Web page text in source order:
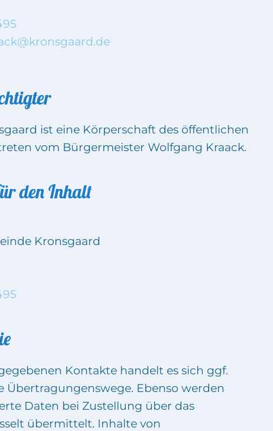
ist eine Körperschaft des öffentlichen
vom Bürgermeister Wolfgang Kraack.
den Inhalt
Kronsgaard
Kontakte handelt es sich ggf.
Übertragungenswege. Ebenso werden
Daten bei Zustellung über das
übermittelt. Inhalte von